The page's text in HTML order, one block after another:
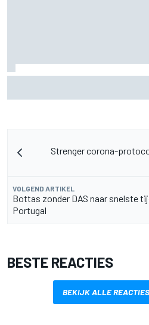
Strenger corona-
VOLGEND ARTIKEL
Bottas zonder DAS naar snelste
Portugal
BESTE REACTIES
BEKIJK ALLE